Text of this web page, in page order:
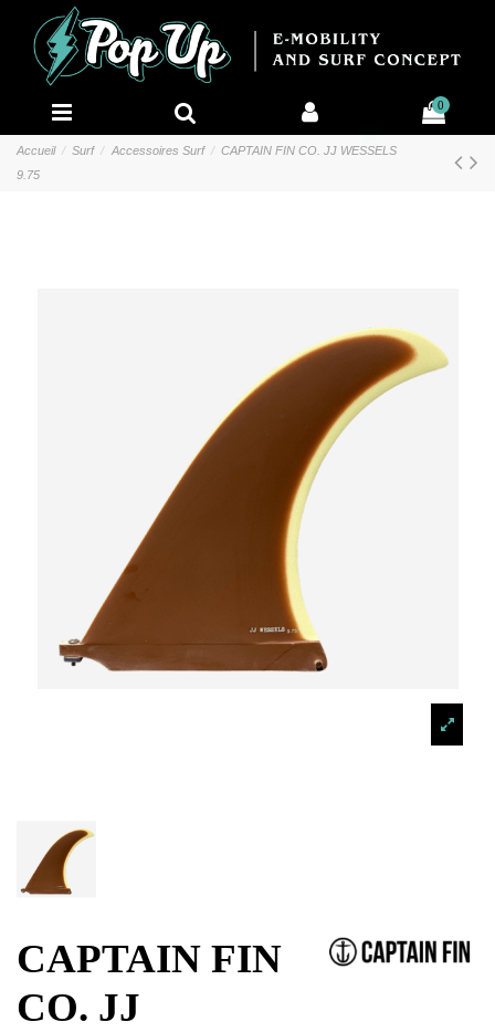
0
Accueil Surf Accessoires Surf
CAPTAIN FIN CO. JJ WESSELS
9.75
CAPTAIN FIN
CO. JJ